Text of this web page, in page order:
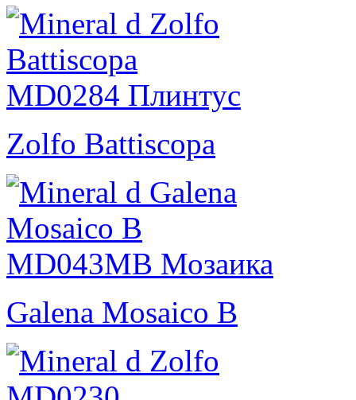
Zolfo Battiscopa
Galena Mosaico B